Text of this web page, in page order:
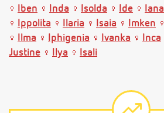
Iben
Inda Isolda Ide Iana
Ippolita
Ilaria Isaia Imken
Ilma
Iphigenia Ivanka Inca
Justine
Ilya Isali